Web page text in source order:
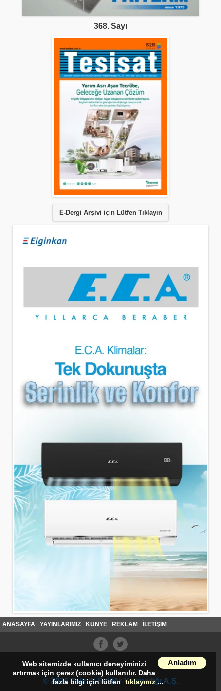
368. Sayı
E-Dergi Arşivi için Lütfen Tıklayın
Anladım
Web sitemizde kullanıcı deneyiminizi
artırmak için çerez (cookie) kullanılır. Daha
fazla bilgi için lütfen tıklayınız ...
ANASAYFA YAYINLARIMIZ KÜNYE REKLAM İLETİŞİM
© 2026 Teknik Sektör Yayıncılığı A.Ş.